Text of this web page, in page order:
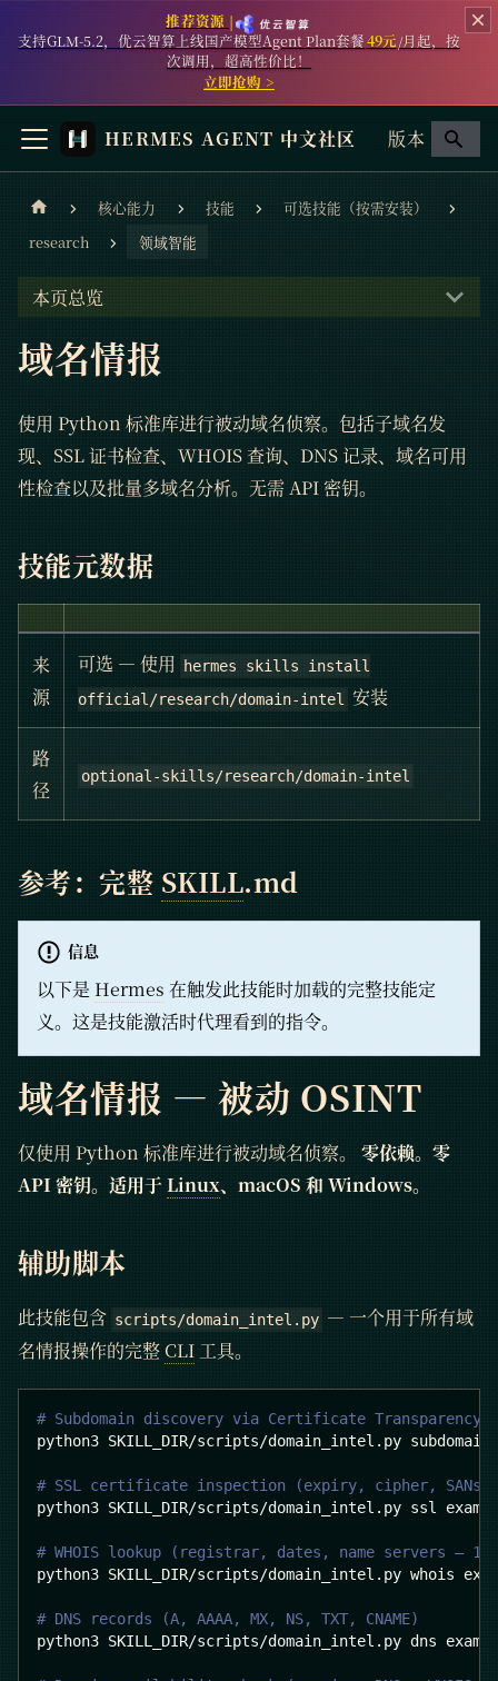
推荐资源 |
支持GLM-5.2，优云智算上线国产模型Agent Plan套餐49元/月起，按
次调用，超高性价比！
立即抢购 >
HERMES AGENT 中文社区 版本
核心能力 技能
可选技能（按需安装）
research
领域智能
本页总览
域名情报
使用 Python 标准库进行被动域名侦察。包括子域名发
现、SSL 证书检查、WHOIS 查询、DNS 记录、域名可用
性检查以及批量多域名分析。无需 API 密钥。
技能元数据
来
源
可选 — 使用
hermes skills install
official/research/domain-intel
安装
路
径
optional-skills/research/domain-intel
参考：完整 SKILL.md
信息
以下是 Hermes 在触发此技能时加载的完整技能定
义。这是技能激活时代理看到的指令。
域名情报 — 被动 OSINT
仅使用 Python 标准库进行被动域名侦察。 零依赖。零
API 密钥。适用于Linux、macOS 和 Windows。
辅助脚本
此技能包含 scripts/domain_intel.py — 一个用于所有域
名情报操作的完整 CLI 工具。
# Subdomain discovery via Certificate Transparency
python3 SKILL_DIR/scripts/domain_intel.py subdomains
# SSL certificate inspection (expiry, cipher, SANs,
python3 SKILL_DIR/scripts/domain_intel.py ssl
# WHOIS lookup (registrar, dates, name servers —
python3 SKILL_DIR/scripts/domain_intel.py whois
# DNS records (A, AAAA, MX, NS, TXT, CNAME)
python3 SKILL_DIR/scripts/domain_intel.py dns